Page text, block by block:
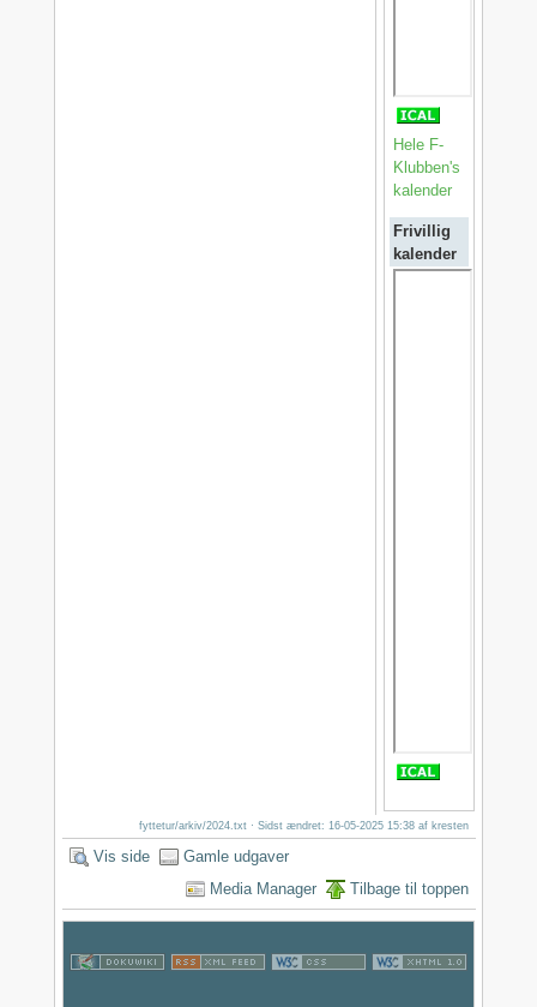
Hele F-
Klubben's
kalender
Frivillig
kalender
fyttetur/arkiv/2024.txt · Sidst ændret: 16-05-2025 15:38 af kresten
Vis side
Gamle udgaver
Media Manager
Tilbage til toppen